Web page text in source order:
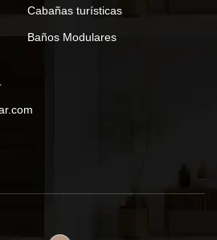
Cabañas turísticas
Baños Modulares